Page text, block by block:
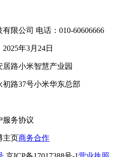
限公司 电话：010-60606666
年3月24日
路小米智慧产业园
路37号小米华东总部
服务协议
主页商务合作